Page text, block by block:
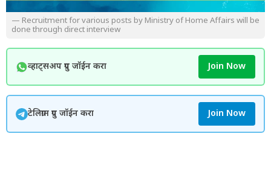
— Recruitment for various posts by Ministry of Home Affairs will be
done through direct interview
व्हाट्सअप ग्रुप जॉईन करा Join Now
टेलिग्राम ग्रुप जॉईन करा Join Now